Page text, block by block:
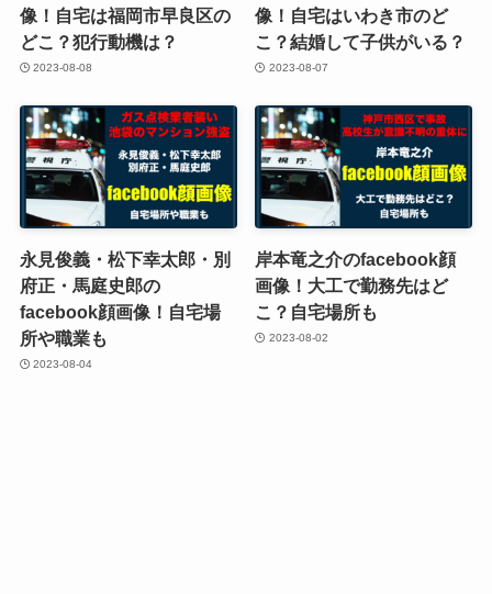
像！自宅は福岡市早良区の
どこ？犯行動機は？
2023-08-08
像！自宅はいわき市のど
こ？結婚して子供がいる？
2023-08-07
永見俊義・松下幸太郎・別
府正・馬庭史郎の
facebook顔画像！自宅場
所や職業も
2023-08-04
岸本竜之介のfacebook顔
画像！大工で勤務先はど
こ？自宅場所も
2023-08-02